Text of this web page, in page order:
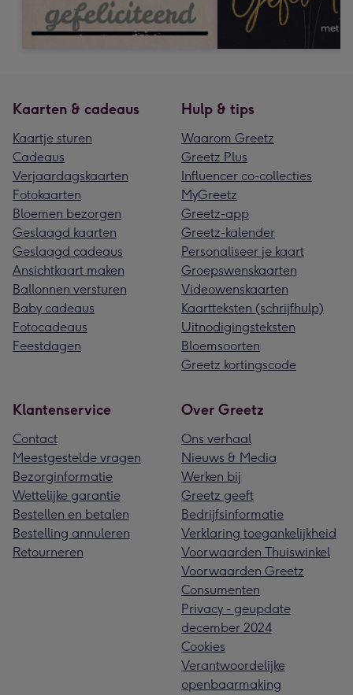
Kaarten & cadeaus
Kaartje sturen
Cadeaus
Verjaardagskaarten
Fotokaarten
Bloemen bezorgen
Geslaagd kaarten
Geslaagd cadeaus
Ansichtkaart maken
Ballonnen versturen
Baby cadeaus
Fotocadeaus
Feestdagen
Hulp & tips
Waarom Greetz
Greetz Plus
Influencer co-collecties
MyGreetz
Greetz-app
Greetz-kalender
Personaliseer je kaart
Groepswenskaarten
Videowenskaarten
Kaartteksten (schrijfhulp)
Uitnodigingsteksten
Bloemsoorten
Greetz kortingscode
Klantenservice
Contact
Meestgestelde vragen
Bezorginformatie
Wettelijke garantie
Bestellen en betalen
Bestelling annuleren
Retourneren
Over Greetz
Ons verhaal
Nieuws & Media
Werken bij
Greetz geeft
Bedrijfsinformatie
Verklaring toegankelijkheid
Voorwaarden Thuiswinkel
Voorwaarden Greetz
Consumenten
Privacy - geupdate
december 2024
Cookies
Verantwoordelijke
openbaarmaking